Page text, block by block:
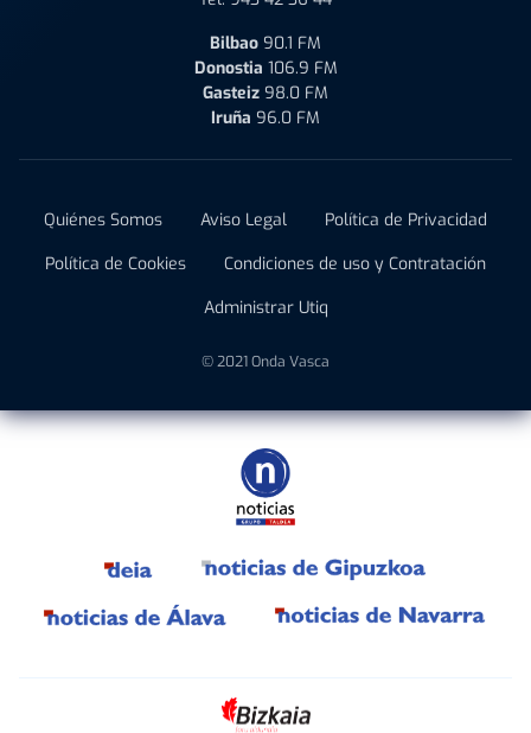
Bilbao 90.1 FM
Donostia 106.9 FM
Gasteiz 98.0 FM
Iruña 96.0 FM
Quiénes Somos Aviso Legal
Política de Privacidad
Política de Cookies
Condiciones de uso y Contratación
Administrar Utiq
© 2021 Onda Vasca